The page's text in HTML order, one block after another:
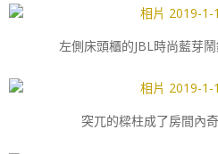
左側床頭櫃的JBL時尚藍芽
突兀的樑柱成了房間內